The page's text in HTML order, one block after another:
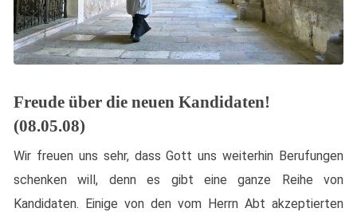
Freude über die neuen Kandidaten!
(08.05.08)
Wir freuen uns sehr, dass Gott uns weiterhin Berufungen
schenken will, denn es gibt eine ganze Reihe von
Kandidaten. Einige von den vom Herrn Abt akzeptierten